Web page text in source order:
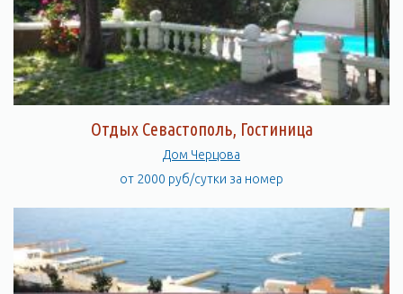
Отдых Севастополь, Гостиница
Дом Черцова
от 2000 руб/сутки за номер